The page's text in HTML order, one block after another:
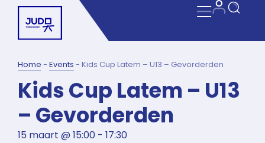
Home - Events - Kids Cup Latem – U13 – Gevorderden
Kids Cup Latem – U13
– Gevorderden
15 maart @ 15:00 - 17:30